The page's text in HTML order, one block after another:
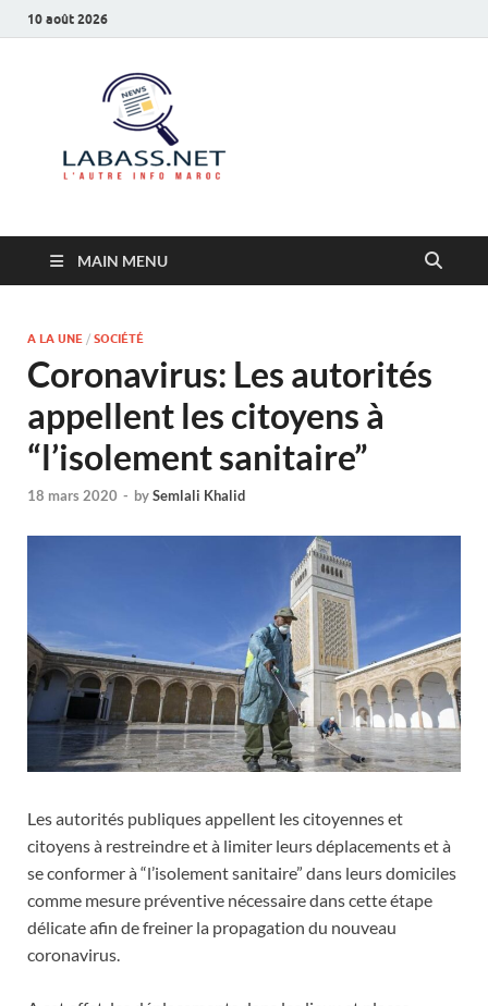
10 août 2026
MAIN MENU
A LA UNE / SOCIÉTÉ
Coronavirus: Les autorités
appellent les citoyens à
“l’isolement sanitaire”
18 mars 2020 - bySemlali Khalid
Les autorités publiques appellent les citoyennes et
citoyens à restreindre et à limiter leurs déplacements et à
se conformer à “l’isolement sanitaire” dans leurs domiciles
comme mesure préventive nécessaire dans cette étape
délicate afin de freiner la propagation du nouveau
coronavirus.